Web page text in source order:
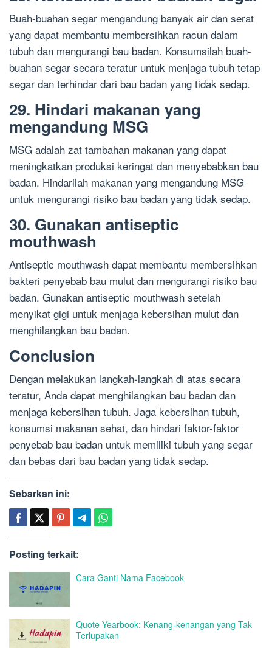
Buah-buahan segar mengandung banyak air dan serat
yang dapat membantu membersihkan racun dalam
tubuh dan mengurangi bau badan. Konsumsilah buah-
buahan segar secara teratur untuk menjaga tubuh tetap
segar dan terhindar dari bau badan yang tidak sedap.
29. Hindari makanan yang
mengandung MSG
MSG adalah zat tambahan makanan yang dapat
meningkatkan produksi keringat dan menyebabkan bau
badan. Hindarilah makanan yang mengandung MSG
untuk mengurangi risiko bau badan yang tidak sedap.
30. Gunakan antiseptic
mouthwash
Antiseptic mouthwash dapat membantu membersihkan
bakteri penyebab bau mulut dan mengurangi risiko bau
badan. Gunakan antiseptic mouthwash setelah
menyikat gigi untuk menjaga kebersihan mulut dan
menghilangkan bau badan.
Conclusion
Dengan melakukan langkah-langkah di atas secara
teratur, Anda dapat menghilangkan bau badan dan
menjaga kebersihan tubuh. Jaga kebersihan tubuh,
konsumsi makanan sehat, dan hindari faktor-faktor
penyebab bau badan untuk memiliki tubuh yang segar
dan bebas dari bau badan yang tidak sedap.
Sebarkan ini:
Posting terkait:
Cara Ganti Nama Facebook
Quote Yearbook: Kenang-kenangan yang Tak
Terlupakan